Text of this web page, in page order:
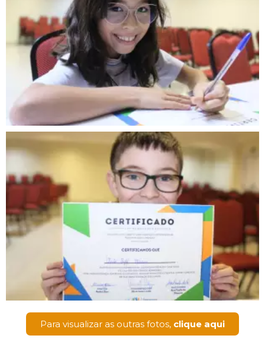
Para visualizar as outras fotos, clique aqui